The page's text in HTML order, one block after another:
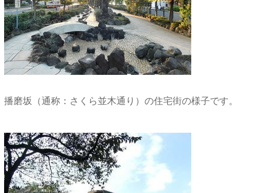
播磨坂（通称：さくら並木通り）の住宅街の様子です。